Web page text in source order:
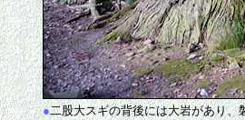
●二股大スギの背後には大岩があり